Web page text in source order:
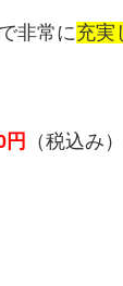
非常に充実
円 （税込み）